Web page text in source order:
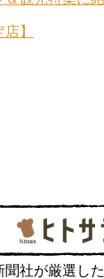
社が厳選し